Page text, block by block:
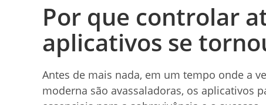
Por que controlar
aplicativos se
Antes de mais nada, em um tempo onde a
moderna são avassaladoras, os aplicativos